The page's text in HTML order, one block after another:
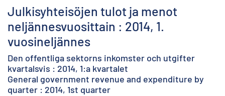
Julkisyhteisöjen tulot ja menot
neljännesvuosittain : 2014, 1.
vuosineljännes
Den offentliga sektorns inkomster och utgifter
kvartalsvis : 2014, 1:a kvartalet
General government revenue and expenditure by
quarter : 2014, 1st quarter